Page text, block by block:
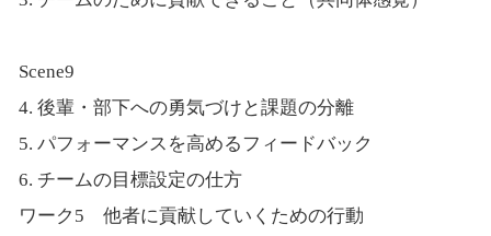
Scene9
4. 後輩・部下への勇気づけと課題の分離
5. パフォーマンスを高めるフィードバック
6. チームの目標設定の仕方
ワーク5 他者に貢献していくための行動